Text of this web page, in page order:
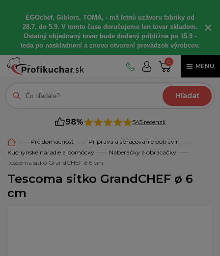
EGOchef, Giblors, TOMA, - má letnú uzáveru fabriky od
28.7. do 5.9. V tomto čase doručujeme len tovar skladom.
Ostatný objednaný tovar bude dodaný približne po 15.9 -
teda po naskladnení a znovu otvorení prevádzok výrobcov.
×
0
MENU
Hľadať
98% 545 recenzií
Pre domácnosť
Príprava a spracovanie potravín
Kuchynské náradie a pomôcky
Naberačky a obracačky
Tescoma sitko GrandCHEF ø 6 cm
Tescoma sitko GrandCHEF ø 6
cm